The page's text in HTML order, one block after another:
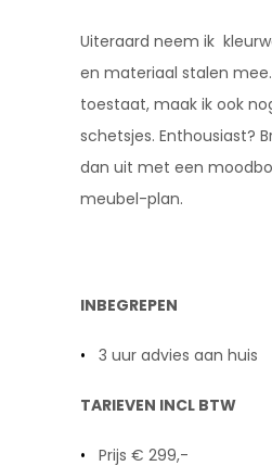
Uiteraard neem ik
en materiaal stalen
toestaat, maak ik ook
schetsjes. Enthousiast?
dan uit met een
meubel-plan.
INBEGREPEN
3 uur advies aan huis
TARIEVEN INCL BTW
Prijs € 299,-